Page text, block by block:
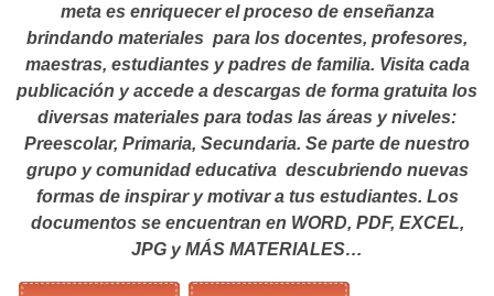
meta es enriquecer el proceso de enseñanza
brindando materiales para los docentes, profesores,
maestras, estudiantes y padres de familia. Visita cada
publicación y accede a descargas de forma gratuita los
diversas materiales para todas las áreas y niveles:
Preescolar, Primaria, Secundaria. Se parte de nuestro
grupo y comunidad educativa descubriendo nuevas
formas de inspirar y motivar a tus estudiantes. Los
documentos se encuentran en WORD, PDF, EXCEL,
JPG y MÁS MATERIALES…